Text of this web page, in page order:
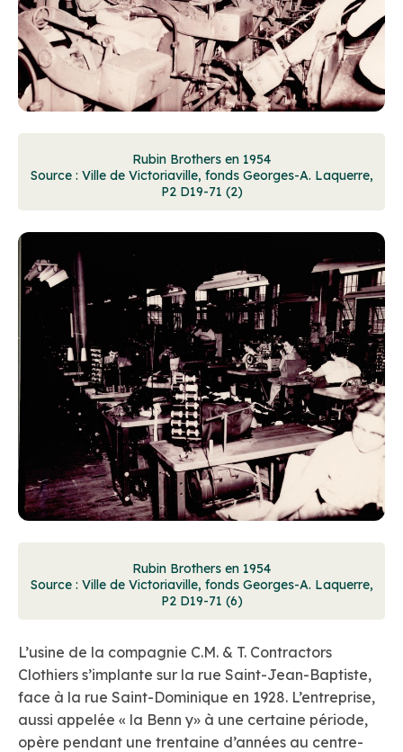
Rubin Brothers en 1954
Source : Ville de Victoriaville, fonds Georges-A. Laquerre,
P2 D19-71 (2)
Rubin Brothers en 1954
Source : Ville de Victoriaville, fonds Georges-A. Laquerre,
P2 D19-71 (6)
L’usine de la compagnie C.M. & T. Contractors
Clothiers s’implante sur la rue Saint-Jean-Baptiste,
face à la rue Saint-Dominique en 1928. L’entreprise,
aussi appelée « la Benn y» à une certaine période,
opère pendant une trentaine d’années au centre-